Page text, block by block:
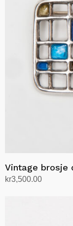
Vintage brosje
kr3,500.00